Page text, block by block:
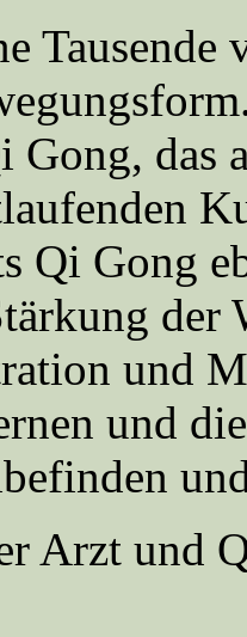
Tausende
Gong, das
Qi Gong
der
und
und
Arzt und